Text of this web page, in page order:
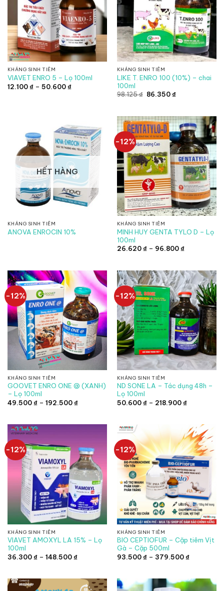
KHÁNG SINH TIÊM
VIAVET ENRO 5 – Lọ 100ml
12.100₫ – 50.600₫Khoảng
KHÁNG SINH TIÊM
LIKE T. ENRO 100 (10%) – chai
100ml
98.125₫ Giá
86.350₫Giá
86.350 ₫.
HẾT HÀNG
KHÁNG SINH TIÊM
ANOVA ENROCIN 10%
-12%
KHÁNG SINH TIÊM
MINH HUY GENTA TYLO D – Lọ
100ml
26.620₫ – 96.800₫Khoảng
đến
96.800 ₫
-12%
KHÁNG SINH TIÊM
GOOVET ENRO ONE @ (XANH)
– Lọ 100ml
49.500₫ – 192.500₫Khoảng
đến
-12%
KHÁNG SINH TIÊM
ND SONE LA – Tác dụng 48h –
Lọ 100ml
50.600₫ – 218.900₫Khoảng
đến
218.900 ₫
-12%
KHÁNG SINH TIÊM
VIAVET AMOXYL LA 15% – Lọ
100ml
36.300₫ – 148.500₫Khoảng
đến
148.500 ₫
-12%
KHÁNG SINH TIÊM
BIO CEPTIOFUR – Cặp tiêm Vịt
Gà – Cặp 500ml
93.500₫ – 379.500₫Khoảng
đến
379.500 ₫